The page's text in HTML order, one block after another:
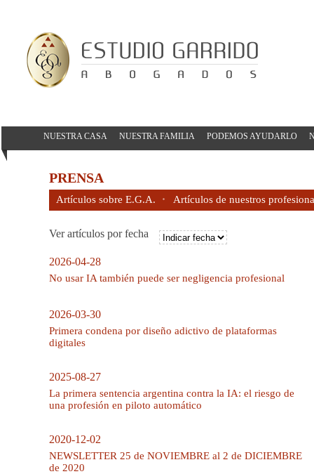
NUESTRA CASA NUESTRA FAMILIA PODEMOS AYUDARLO
PRENSA
Artículos sobre E.G.A. Artículos de nuestros
Ver artículos por fecha
2026-04-28
No usar IA también puede ser negligencia profesional
2026-03-30
Primera condena por diseño adictivo de plataformas
digitales
2025-08-27
La primera sentencia argentina contra la IA: el riesgo de
una profesión en piloto automático
2020-12-02
NEWSLETTER 25 de NOVIEMBRE al 2 de DICIEMBRE
de 2020